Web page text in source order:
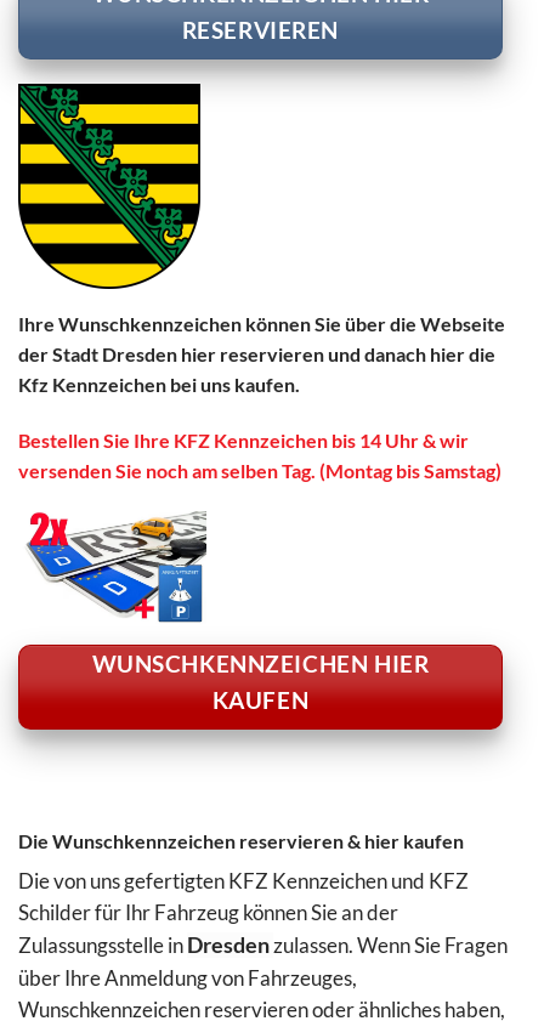
RESERVIEREN
Ihre Wunschkennzeichen können Sie über die Webseite
der Stadt Dresden hier reservieren und danach hier die
Kfz Kennzeichen bei uns kaufen.
Bestellen Sie Ihre KFZ Kennzeichen bis 14 Uhr & wir
versenden Sie noch am selben Tag. (Montag bis Samstag)
WUNSCHKENNZEICHEN HIER
KAUFEN
Die Wunschkennzeichen reservieren & hier kaufen
Die von uns gefertigten KFZ Kennzeichen und KFZ
Schilder für Ihr Fahrzeug können Sie an der
Zulassungsstelle inDresdenzulassen. Wenn Sie Fragen
über Ihre Anmeldung von Fahrzeuges,
Wunschkennzeichen reservieren oder ähnliches haben,